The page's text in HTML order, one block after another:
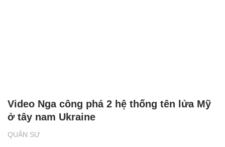
QUÂN SỰ
Video Nga công phá 2 hệ thống tên lửa Mỹ
ở tây nam Ukraine